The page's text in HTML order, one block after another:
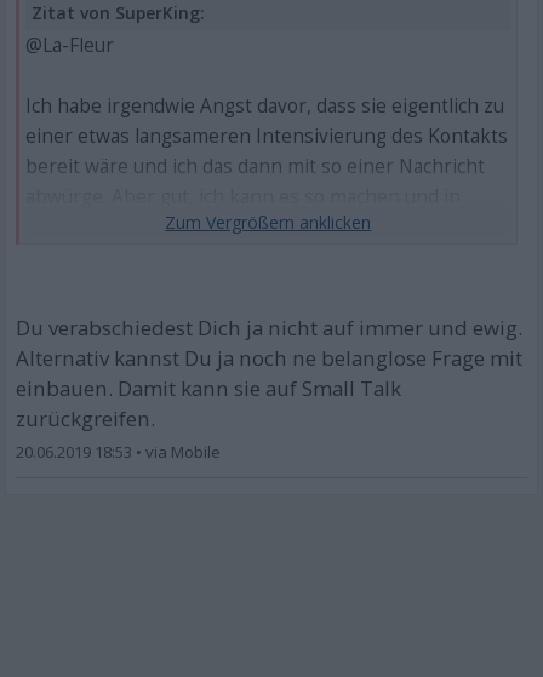
Zitat von SuperKing:
@La-Fleur
Ich habe irgendwie Angst davor, dass sie eigentlich zu
einer etwas langsameren Intensivierung des Kontakts
bereit wäre und ich das dann mit so einer Nachricht
einem Monat hat sie Geburtstag, da schreib ich ihr
Du verabschiedest Dich ja nicht auf immer und ewig.
Alternativ kannst Du ja noch ne belanglose Frage mit
einbauen. Damit kann sie auf Small Talk
zurückgreifen.
20.06.2019 18:53 •